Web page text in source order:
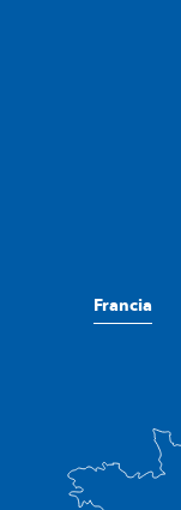
Francia